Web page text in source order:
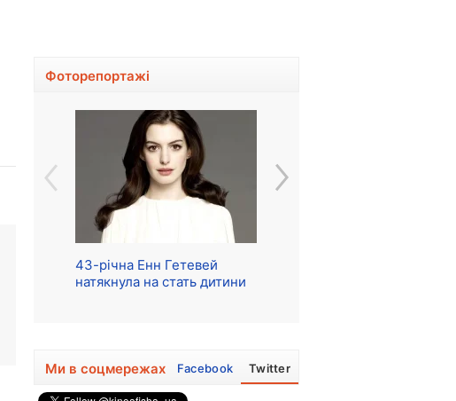
Фоторепортажі
43-річна Енн Гетевей
натякнула на стать дитини
Ми в соцмережах Facebook Twitter